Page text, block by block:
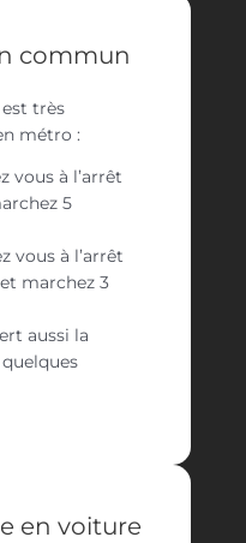
commun
très
métro :
vous à l’arrêt
5
vous à l’arrêt
marchez 3
aussi la
en voiture